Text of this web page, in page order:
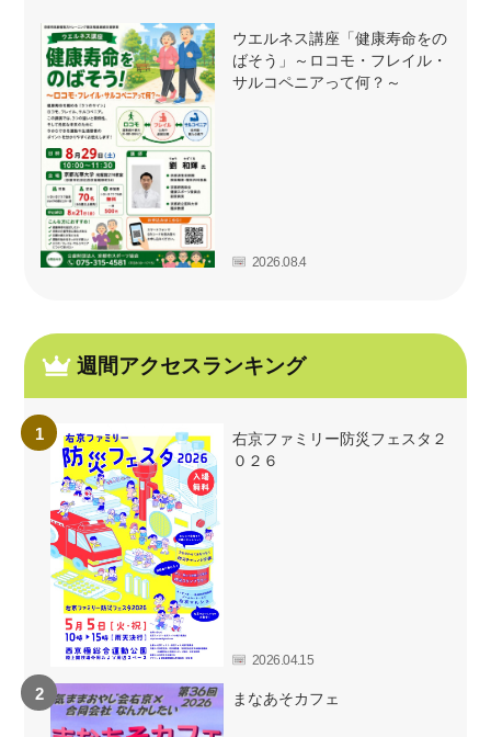
ウエルネス講座「健康寿命をの
ばそう」～ロコモ・フレイル・
サルコペニアって何？～
2026.08.4
週間アクセスランキング
右京ファミリー防災フェスタ２
０２６
2026.04.15
まなあそカフェ